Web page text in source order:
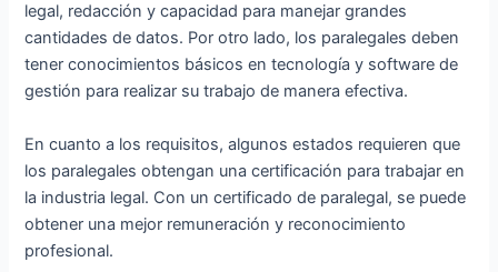
legal, redacción y capacidad para manejar grandes
cantidades de datos. Por otro lado, los paralegales deben
tener conocimientos básicos en tecnología y software de
gestión para realizar su trabajo de manera efectiva.
En cuanto a los requisitos, algunos estados requieren que
los paralegales obtengan una certificación para trabajar en
la industria legal. Con un certificado de paralegal, se puede
obtener una mejor remuneración y reconocimiento
profesional.